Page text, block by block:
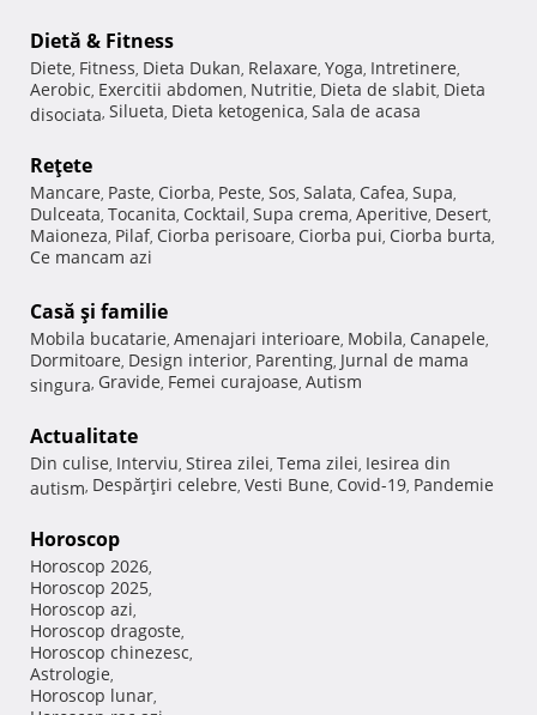
Dietă & Fitness
Diete, Fitness, Dieta Dukan, Relaxare, Yoga, Intretinere,
Aerobic, Exercitii abdomen, Nutritie, Dieta de slabit, Dieta
disociata, Silueta, Dieta ketogenica, Sala de acasa
Reţete
Mancare, Paste, Ciorba, Peste, Sos, Salata, Cafea, Supa,
Dulceata, Tocanita, Cocktail, Supa crema, Aperitive, Desert,
Maioneza, Pilaf, Ciorba perisoare, Ciorba pui, Ciorba burta,
Ce mancam azi
Casă şi familie
Mobila bucatarie, Amenajari interioare, Mobila, Canapele,
Dormitoare, Design interior, Parenting, Jurnal de mama
singura, Gravide, Femei curajoase, Autism
Actualitate
Din culise, Interviu, Stirea zilei, Tema zilei, Iesirea din
autism, Despărţiri celebre, Vesti Bune, Covid-19, Pandemie
Horoscop
Horoscop 2026,
Horoscop 2025,
Horoscop azi,
Horoscop dragoste,
Horoscop chinezesc,
Astrologie,
Horoscop lunar,